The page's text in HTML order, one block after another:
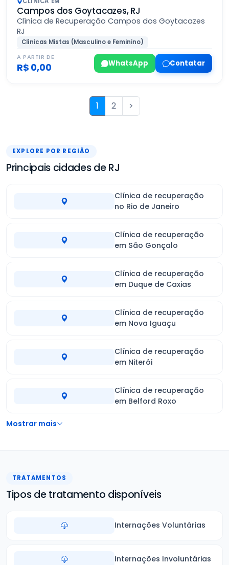
Campos dos Goytacazes, RJ
Clínica de Recuperação Campos dos Goytacazes
RJ
Clínicas Mistas (Masculino e Feminino)
A PARTIR DE
R$ 0,00 WhatsApp Contatar
1 2 >
EXPLORE POR REGIÃO
Principais cidades de RJ
Clínica de recuperação
no Rio de Janeiro
Clínica de recuperação
em São Gonçalo
Clínica de recuperação
em Duque de Caxias
Clínica de recuperação
em Nova Iguaçu
Clínica de recuperação
em Niterói
Clínica de recuperação
em Belford Roxo
Mostrar mais
TRATAMENTOS
Tipos de tratamento disponíveis
Internações Voluntárias
Internações Involuntárias